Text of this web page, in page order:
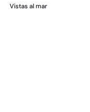
Vistas al mar